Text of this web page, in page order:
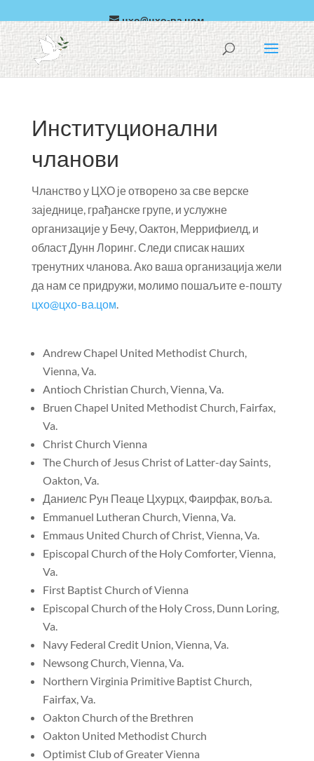
цхо@цхо-ва.цом
арапски
еспанол
Институционални
чланови
Чланство у ЦХО је отворено за све верске
заједнице, грађанске групе, и услужне
организације у Бечу, Оактон, Меррифиелд, и
област Дунн Лоринг. Следи списак наших
тренутних чланова. Ако ваша организација жели
да нам се придружи, молимо пошаљите е-пошту
цхо@цхо-ва.цом.
Andrew Chapel United Methodist Church,
Vienna, Va.
Antioch Christian Church, Vienna, Va.
Bruen Chapel United Methodist Church, Fairfax,
Va.
Christ Church Vienna
The Church of Jesus Christ of Latter-day Saints,
Oakton, Va.
Даниелс Рун Пеаце Цхурцх, Фаирфак, воља.
Emmanuel Lutheran Church, Vienna, Va.
Emmaus United Church of Christ, Vienna, Va.
Episcopal Church of the Holy Comforter, Vienna,
Va.
First Baptist Church of Vienna
Episcopal Church of the Holy Cross, Dunn Loring,
Va.
Navy Federal Credit Union, Vienna, Va.
Newsong Church, Vienna, Va.
Northern Virginia Primitive Baptist Church,
Fairfax, Va.
Oakton Church of the Brethren
Oakton United Methodist Church
Optimist Club of Greater Vienna